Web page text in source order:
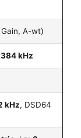
A-wt)
kHz
kHz, DSD64